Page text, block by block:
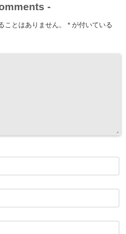
-
ことはありません。 * が付いている